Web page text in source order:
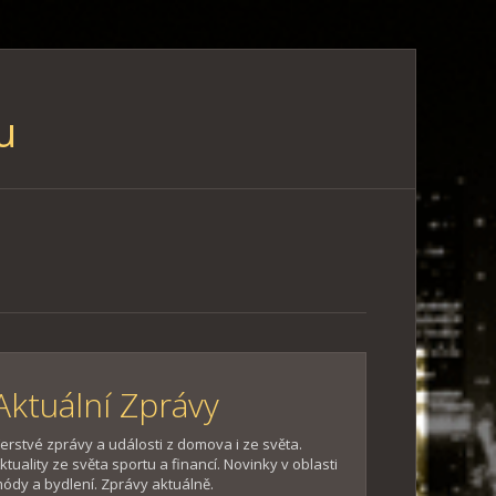
Zprávy
zprávy a události z domova i ze světa.
ze světa sportu a financí. Novinky v oblasti
a bydlení. Zprávy aktuálně.